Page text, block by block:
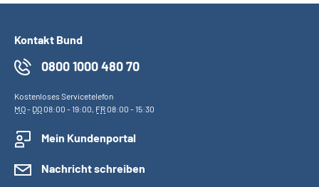
Kontakt Bund
0800 1000 480 70
Kostenloses Servicetelefon
MO- DO08:00 - 19:00, FR08:00 - 15:30
Mein Kundenportal
Nachricht schreiben